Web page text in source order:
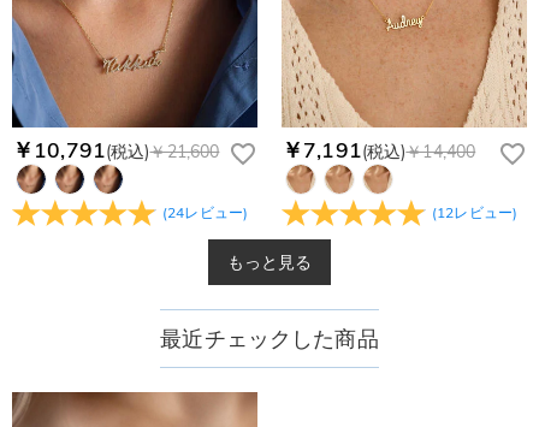
￥10,791(税込)￥21,600
(24レビュー)
￥7,191(税込)￥14,400
(12レビュー)
もっと見る
最近チェックした商品